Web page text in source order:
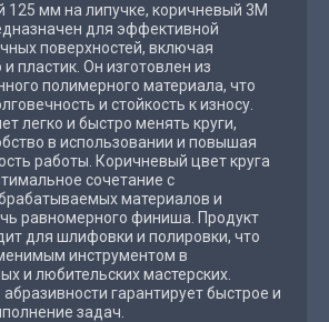
125 мм на липучке, коричневый 3М
для эффективной
поверхностей, включая
пластик. Он изготовлен из
полимерного материала, что
и стойкость к износу.
легко и быстро менять круги,
в использовании и повышая
работы. Коричневый цвет круга
сочетание с
материалов и
равномерного финиша. Продукт
для шлифовки и полировки, что
инструментом в
и любительских мастерских.
гарантирует быстрое и
задач.